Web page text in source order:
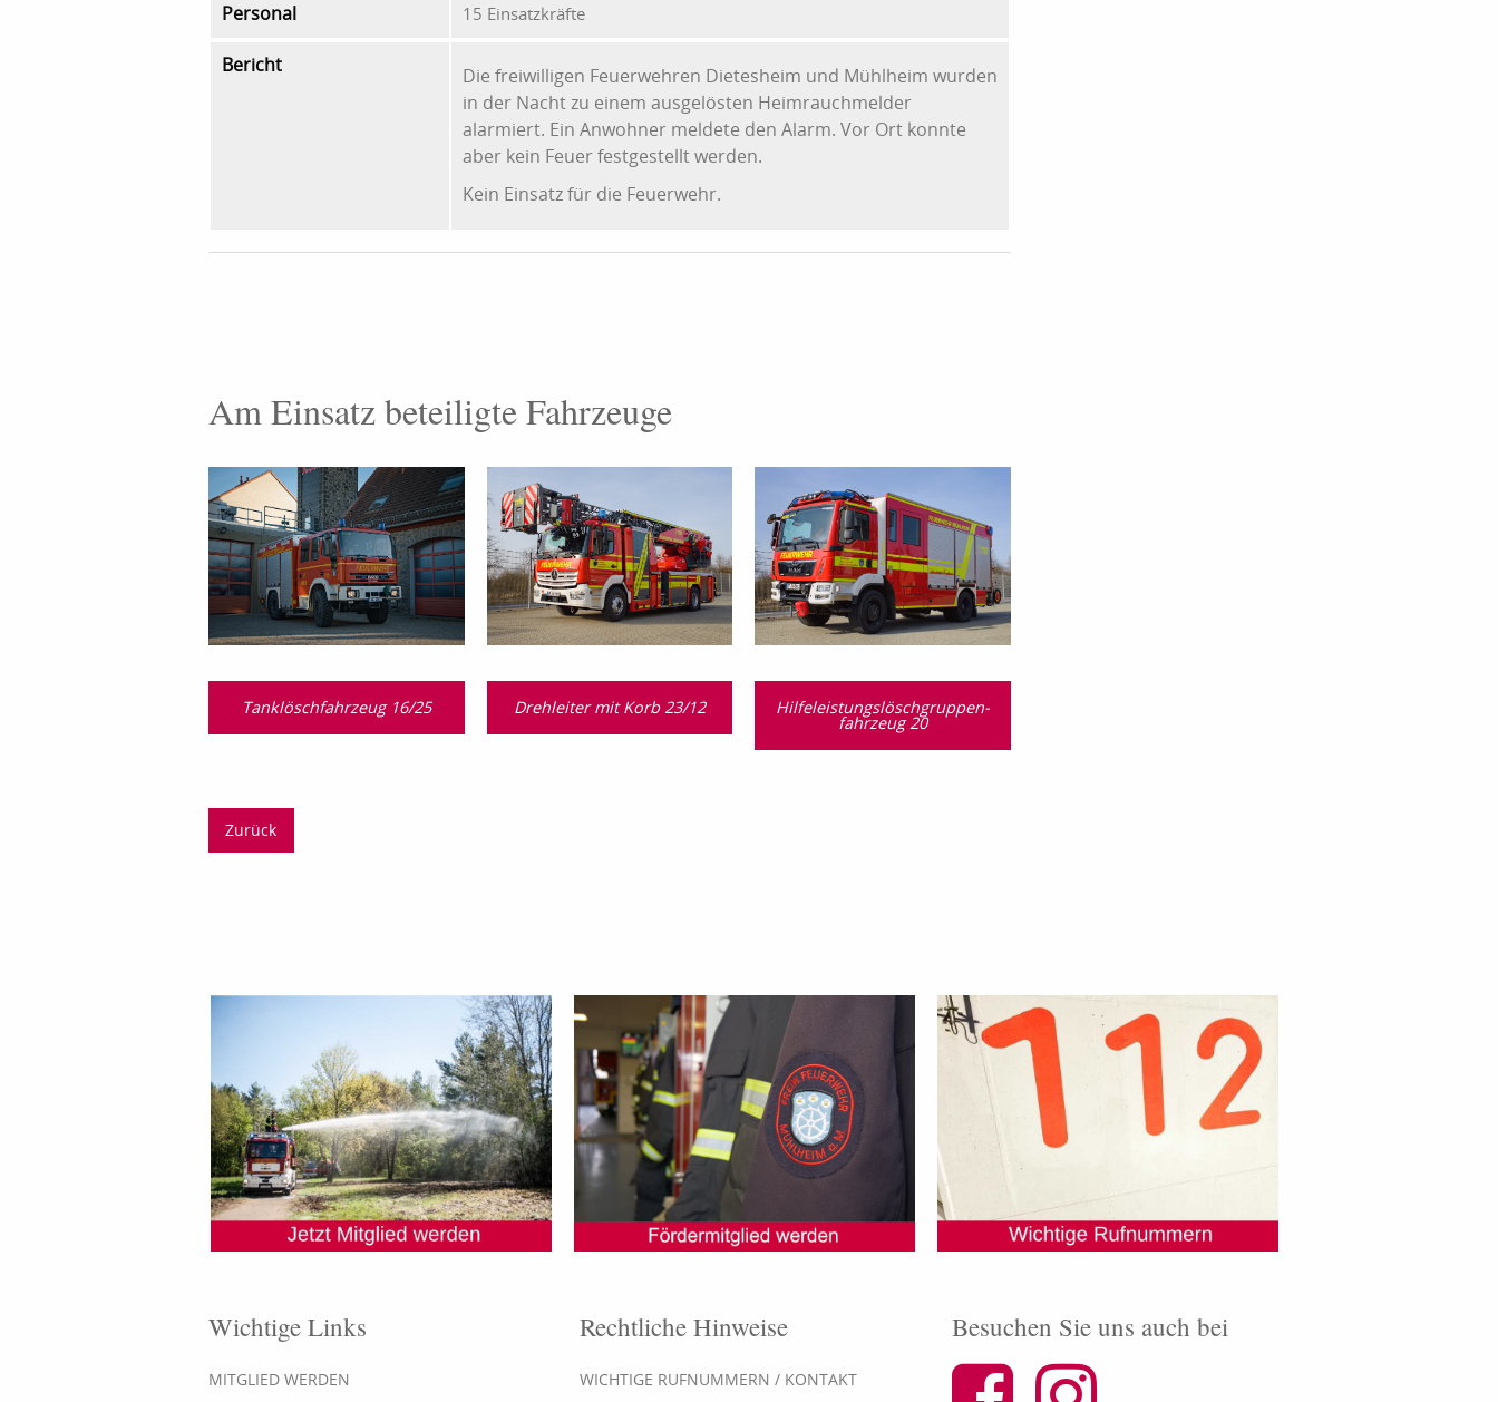
Personal 15 Einsatzkräfte
Bericht
Die freiwilligen Feuerwehren Dietesheim und Mühlheim wurden
in der Nacht zu einem ausgelösten Heimrauchmelder
alarmiert. Ein Anwohner meldete den Alarm. Vor Ort konnte
aber kein Feuer festgestellt werden.
Kein Einsatz für die Feuerwehr.
Am Einsatz beteiligte Fahrzeuge
Tanklöschfahrzeug 16/25 Drehleiter mit Korb 23/12 Hilfeleistungslösch­gruppen­
fahrzeug 20
Zurück
Wichtige Links
MITGLIED WERDEN
Rechtliche Hinweise
WICHTIGE RUFNUMMERN / KONTAKT
Besuchen Sie uns auch bei